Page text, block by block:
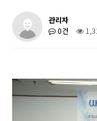
관리자
0건